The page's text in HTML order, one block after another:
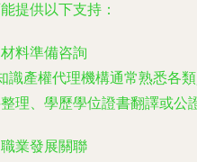
提供以下支持：
料準備咨詢
識產權代理機構通常熟悉各
理、學歷學位證書翻譯或公
業發展關聯